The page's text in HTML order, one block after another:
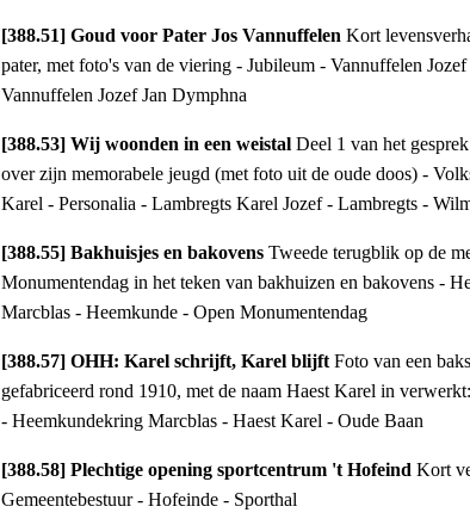
[388.51] Goud voor Pater Jos Vannuffelen Kort
pater, met foto's van de viering - Jubileum - Vannuffelen
Vannuffelen Jozef Jan Dymphna
[388.53] Wij woonden in een weistal Deel 1 van het
over zijn memorabele jeugd (met foto uit de oude doos) -
Karel - Personalia - Lambregts Karel Jozef - Lambregts -
[388.55] Bakhuisjes en bakovens Tweede terugblik op de
Monumentendag in het teken van bakhuizen en bakovens -
Marcblas - Heemkunde - Open Monumentendag
[388.57] OHH: Karel schrijft, Karel blijft Foto van een
gefabriceerd rond 1910, met de naam Haest Karel in
- Heemkundekring Marcblas - Haest Karel - Oude Baan
[388.58] Plechtige opening sportcentrum 't Hofeind Kort
Gemeentebestuur - Hofeinde - Sporthal